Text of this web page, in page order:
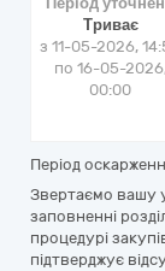
Триває
з 11-05-2026,
по 16-05-
00:00
Період
Звертаємо вашу
заповненні
процедурі
підтверджує